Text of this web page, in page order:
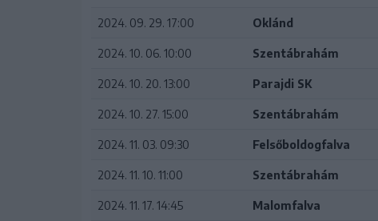
2024. 09. 29. 17:00 Oklánd
2024. 10. 06. 10:00 Szentábrahám
2024. 10. 20. 13:00 Parajdi SK
2024. 10. 27. 15:00 Szentábrahám
2024. 11. 03. 09:30 Felsőboldogfalva
2024. 11. 10. 11:00 Szentábrahám
2024. 11. 17. 14:45 Malomfalva